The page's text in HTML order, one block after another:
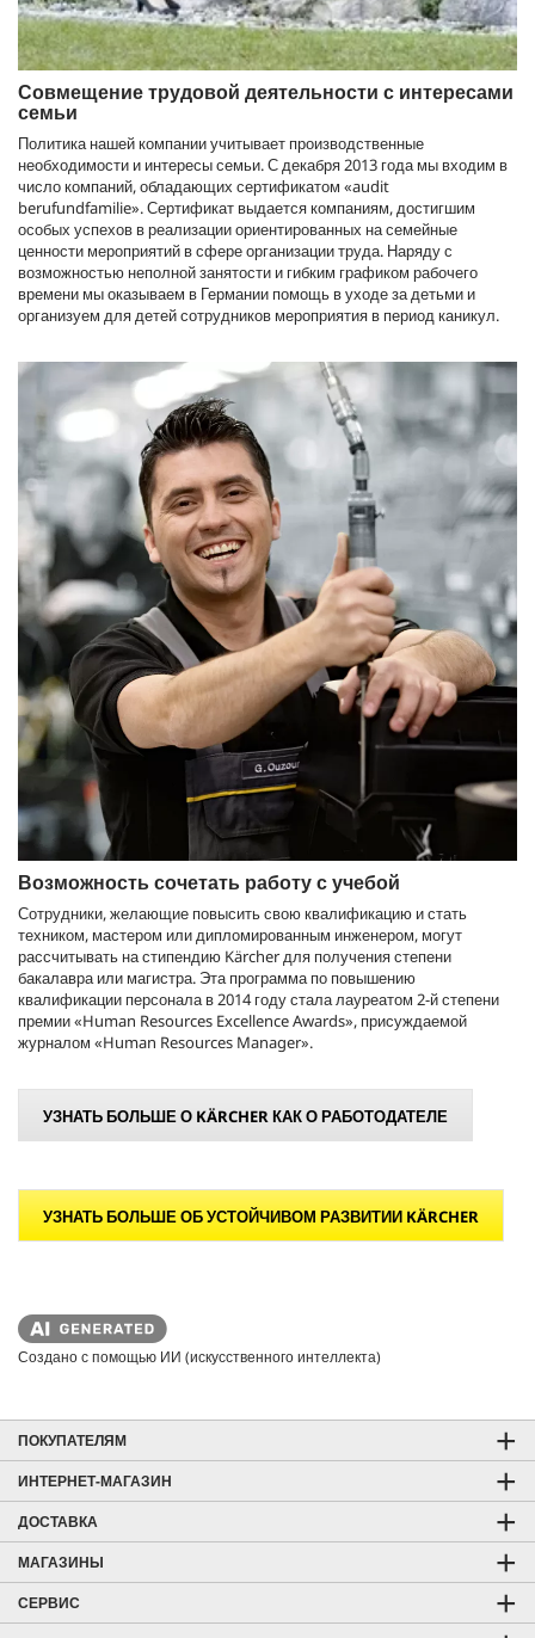
Совмещение трудовой деятельности с интересами
семьи
Политика нашей компании учитывает производственные
необходимости и интересы семьи. С декабря 2013 года мы входим в
число компаний, обладающих сертификатом «audit
berufundfamilie». Сертификат выдается компаниям, достигшим
особых успехов в реализации ориентированных на семейные
ценности мероприятий в сфере организации труда. Наряду с
возможностью неполной занятости и гибким графиком рабочего
времени мы оказываем в Германии помощь в уходе за детьми и
организуем для детей сотрудников мероприятия в период каникул.
Возможность сочетать работу с учебой
Сотрудники, желающие повысить свою квалификацию и стать
техником, мастером или дипломированным инженером, могут
рассчитывать на стипендию Kärcher для получения степени
бакалавра или магистра. Эта программа по повышению
квалификации персонала в 2014 году стала лауреатом 2-й степени
премии «Human Resources Excellence Awards», присуждаемой
журналом «Human Resources Manager».
УЗНАТЬ БОЛЬШЕ О KÄRCHER КАК О РАБОТОДАТЕЛЕ
УЗНАТЬ БОЛЬШЕ ОБ УСТОЙЧИВОМ РАЗВИТИИ KÄRCHER
Создано с помощью ИИ (искусственного интеллекта)
ПОКУПАТЕЛЯМ
ИНТЕРНЕТ-МАГАЗИН
ДОСТАВКА
МАГАЗИНЫ
СЕРВИС